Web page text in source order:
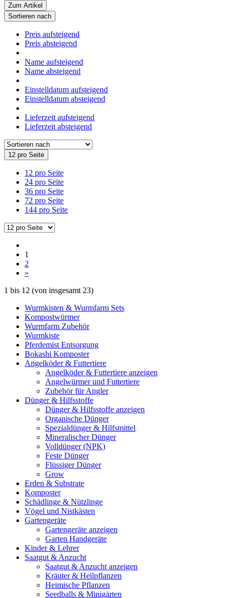
Zum Artikel
Sortieren nach
Preis aufsteigend
Preis absteigend
Name aufsteigend
Name absteigend
Einstelldatum aufsteigend
Einstelldatum absteigend
Lieferzeit aufsteigend
Lieferzeit absteigend
12 pro Seite
12 pro Seite
24 pro Seite
36 pro Seite
72 pro Seite
144 pro Seite
1
2
»
1 bis 12 (von insgesamt 23)
Wurmkisten & Wurmfarm Sets
Kompostwürmer
Wurmfarm Zubehör
Wurmkiste
Pferdemist Entsorgung
Bokashi Komposter
Angelköder & Futtertiere
Angelköder & Futtertiere anzeigen
Angelwürmer und Futtertiere
Zubehör für Angler
Dünger & Hilfsstoffe
Dünger & Hilfsstoffe anzeigen
Organische Dünger
Spezialdünger & Hilfsmittel
Mineralischer Dünger
Volldünger (NPK)
Feste Dünger
Flüssiger Dünger
Grow
Erden & Substrate
Komposter
Schädlinge & Nützlinge
Vögel und Nistkästen
Gartengeräte
Gartengeräte anzeigen
Garten Handgeräte
Kinder & Lehrer
Saatgut & Anzucht
Saatgut & Anzucht anzeigen
Kräuter & Heilpflanzen
Heimische Pflanzen
Seedballs & Minigärten